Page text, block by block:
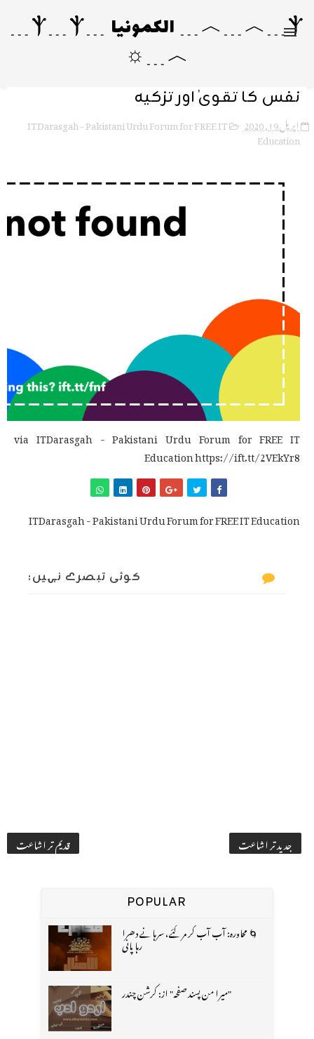
Ⲯ﹍︿﹍︿﹍ الکمونیا ﹍Ⲯ﹍Ⲯ﹍
︿﹍☼
نفس کا تقویٰ اور تزکیہ
اپریل 19, 2020 ITDarasgah - Pakistani Urdu Forum for FREE IT
Education
via ITDarasgah - Pakistani Urdu Forum for FREE IT
Education https://ift.tt/2VEkYr8
ITDarasgah - Pakistani Urdu Forum for FREE IT Education
کوئی تبصرے نہیں:
جدید تر اشاعت قدیم تر اشاعت
POPULAR
🌀 محاورہ: آب آب کر مر گئے، سرہانے دھرا
رہا پانی
"میرا من پسند صفحہ" از: کرشن چندر